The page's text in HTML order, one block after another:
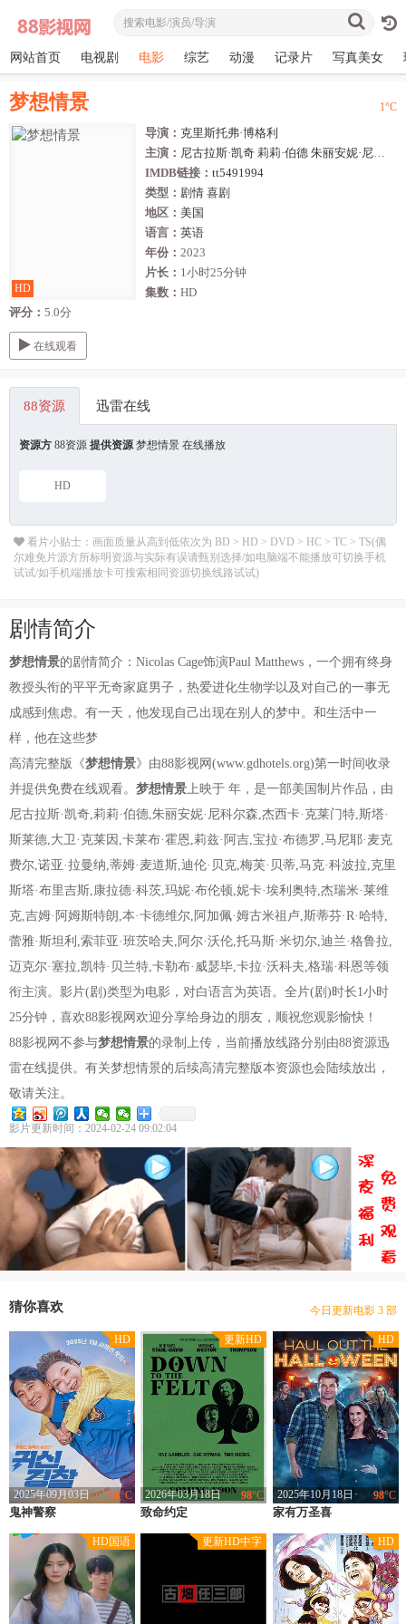
网站首页 电视剧 电影 综艺 动漫 记录片 写真美女
梦想情景
HD
导演： 克里斯托弗·博格利
主演： 尼古拉斯·凯奇 莉莉·伯德 朱丽安妮·尼科尔森
IMDB链接： tt5491994
类型： 剧情 喜剧
地区： 美国
语言： 英语
年份： 2023
片长： 1小时25分钟
集数： HD
评分： 5.0分
在线观看
1°C
88资源 迅雷在线
资源方 88资源 提供资源梦想情景 在线播放
HD
看片小贴士：画面质量从高到低依次为 BD > HD > DVD > HC > TC > TS(偶
尔难免片源方所标明资源与实际有误请甄别选择/如电脑端不能播放可切换手机
试试/如手机端播放卡可搜索相同资源切换线路试试)
剧情简介
梦想情景的剧情简介：Nicolas Cage饰演Paul Matthews，一个拥有终身
教授头衔的平平无奇家庭男子，热爱进化生物学以及对自己的一事无
成感到焦虑。有一天，他发现自己出现在别人的梦中。和生活中一
样，他在这些梦
高清完整版《梦想情景》由88影视网(www.gdhotels.org)第一时间收录
并提供免费在线观看。 梦想情景上映于 年，是一部美国制片作品，由
尼古拉斯·凯奇,莉莉·伯德,朱丽安妮·尼科尔森,杰西卡·克莱门特,斯塔·
斯莱德,大卫·克莱因,卡莱布·霍恩,莉兹·阿吉,宝拉·布德罗,马尼耶·麦克
费尔,诺亚·拉曼纳,蒂姆·麦道斯,迪伦·贝克,梅芙·贝蒂,马克·科波拉,克里
斯塔·布里吉斯,康拉德·科茨,玛妮·布伦顿,妮卡·埃利奥特,杰瑞米·莱维
克,吉姆·阿姆斯特朗,本·卡德维尔,阿加佩·姆古米祖卢,斯蒂芬·R·哈特,
蕾雅·斯坦利,索菲亚·班茨哈夫,阿尔·沃伦,托马斯·米切尔,迪兰·格鲁拉,
迈克尔·塞拉,凯特·贝兰特,卡勒布·威瑟毕,卡拉·沃科夫,格瑞·科恩等领
衔主演。影片(剧)类型为电影，对白语言为英语。全片(剧)时长1小时
25分钟，喜欢88影视网欢迎分享给身边的朋友，顺祝您观影愉快！
88影视网不参与梦想情景的录制上传，当前播放线路分别由88资源迅
雷在线提供。有关梦想情景的后续高清完整版本资源也会陆续放出，
敬请关注。
影片更新时间：2024-02-24 09:02:04
猜你喜欢
豆瓣优片库，万部电影在线选
今日更新电影 3 部
本站网址：www.gdhotels.org
豆瓣优片库，万部电影在线选
现已收录电影 11164 部
HD
98°C
鬼神警察
2025年09月03日
类型：喜剧
上映：2025
地区： 韩国
导演：金荣俊
主演：金秀美,申贤俊,郑俊镐
更新HD
98°C
致命约定
2026年03月18日
类型：喜剧
上映：2025
美国
主演： 迈克尔·斯塔尔-大卫,斯考蒂·汤姆森,迈克尔·温斯顿
HD
98°C
家有万圣喜
2025年10月18日
类型：喜剧
上映：
2025
地区：美国
导演：未知
主演：金伯利·简·布朗,韦斯·布朗,莱西·沙伯特,Daniel Kountz,梅莉莎·彼得曼,斯蒂芬·托布罗斯基,Ellen Travolta
HD国语 更新HD中字 HD